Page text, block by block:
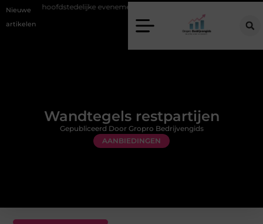
Nieuwe
artikelen
bij hoofdstedelijke evenementen
Wandtegels restpartijen
AANBIEDINGEN
Gepubliceerd Door Gropro Bedrijvengids